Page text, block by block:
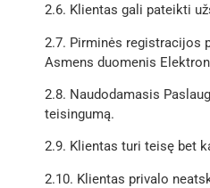
2.6. Klientas gali pateikti
2.7. Pirminės registracijos
Asmens duomenis
2.8. Naudodamasis
teisingumą.
2.9. Klientas turi teisę bet
2.10. Klientas privalo